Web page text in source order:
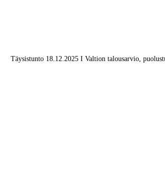
Täysistunto 18.12.2025 I Valtion talousarvio,